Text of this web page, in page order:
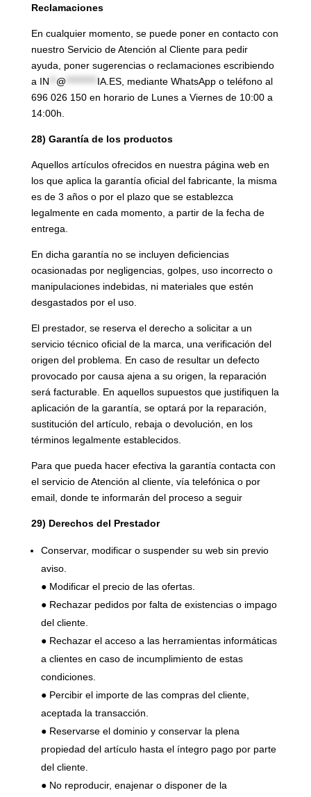
Reclamaciones
En cualquier momento, se puede poner en contacto con
nuestro Servicio de Atención al Cliente para pedir
ayuda, poner sugerencias o reclamaciones escribiendo
a IN @ IA.ES, mediante WhatsApp o teléfono al
696 026 150 en horario de Lunes a Viernes de 10:00 a
14:00h.
28) Garantía de los productos
Aquellos artículos ofrecidos en nuestra página web en
los que aplica la garantía oficial del fabricante, la misma
es de 3 años o por el plazo que se establezca
legalmente en cada momento, a partir de la fecha de
entrega.
En dicha garantía no se incluyen deficiencias
ocasionadas por negligencias, golpes, uso incorrecto o
manipulaciones indebidas, ni materiales que estén
desgastados por el uso.
El prestador, se reserva el derecho a solicitar a un
servicio técnico oficial de la marca, una verificación del
origen del problema. En caso de resultar un defecto
provocado por causa ajena a su origen, la reparación
será facturable. En aquellos supuestos que justifiquen la
aplicación de la garantía, se optará por la reparación,
sustitución del artículo, rebaja o devolución, en los
términos legalmente establecidos.
Para que pueda hacer efectiva la garantía contacta con
el servicio de Atención al cliente, vía telefónica o por
email, donde te informarán del proceso a seguir
29) Derechos del Prestador
Conservar, modificar o suspender su web sin previo
aviso.
● Modificar el precio de las ofertas.
● Rechazar pedidos por falta de existencias o impago
del cliente.
● Rechazar el acceso a las herramientas informáticas
a clientes en caso de incumplimiento de estas
condiciones.
● Percibir el importe de las compras del cliente,
aceptada la transacción.
● Reservarse el dominio y conservar la plena
propiedad del artículo hasta el íntegro pago por parte
del cliente.
● No reproducir, enajenar o disponer de la